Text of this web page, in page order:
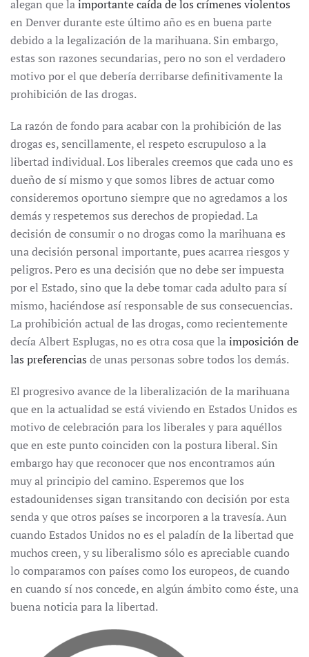
alegan que laimportante caída de los crímenes violentos
en Denver durante este último año es en buena parte
debido a la legalización de la marihuana. Sin embargo,
estas son razones secundarias, pero no son el verdadero
motivo por el que debería derribarse definitivamente la
prohibición de las drogas.
La razón de fondo para acabar con la prohibición de las
drogas es, sencillamente, el respeto escrupuloso a la
libertad individual. Los liberales creemos que cada uno es
dueño de sí mismo y que somos libres de actuar como
consideremos oportuno siempre que no agredamos a los
demás y respetemos sus derechos de propiedad. La
decisión de consumir o no drogas como la marihuana es
una decisión personal importante, pues acarrea riesgos y
peligros. Pero es una decisión que no debe ser impuesta
por el Estado, sino que la debe tomar cada adulto para sí
mismo, haciéndose así responsable de sus consecuencias.
La prohibición actual de las drogas, como recientemente
decía Albert Esplugas, no es otra cosa que laimposición de
las preferencias de unas personas sobre todos los demás.
El progresivo avance de la liberalización de la marihuana
que en la actualidad se está viviendo en Estados Unidos es
motivo de celebración para los liberales y para aquéllos
que en este punto coinciden con la postura liberal. Sin
embargo hay que reconocer que nos encontramos aún
muy al principio del camino. Esperemos que los
estadounidenses sigan transitando con decisión por esta
senda y que otros países se incorporen a la travesía. Aun
cuando Estados Unidos no es el paladín de la libertad que
muchos creen, y su liberalismo sólo es apreciable cuando
lo comparamos con países como los europeos, de cuando
en cuando sí nos concede, en algún ámbito como éste, una
buena noticia para la libertad.